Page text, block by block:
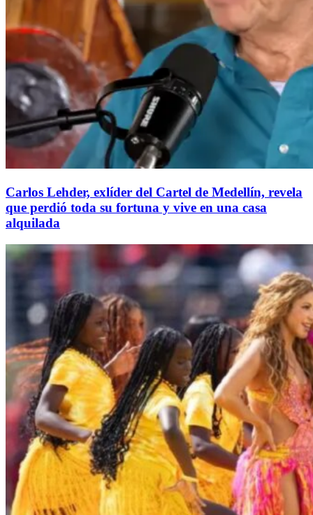
Carlos Lehder, exlíder del Cartel de Medellín, revela
que perdió toda su fortuna y vive en una casa
alquilada